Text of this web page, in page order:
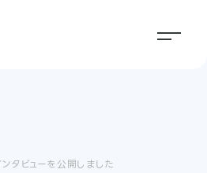
タビューを公開しました